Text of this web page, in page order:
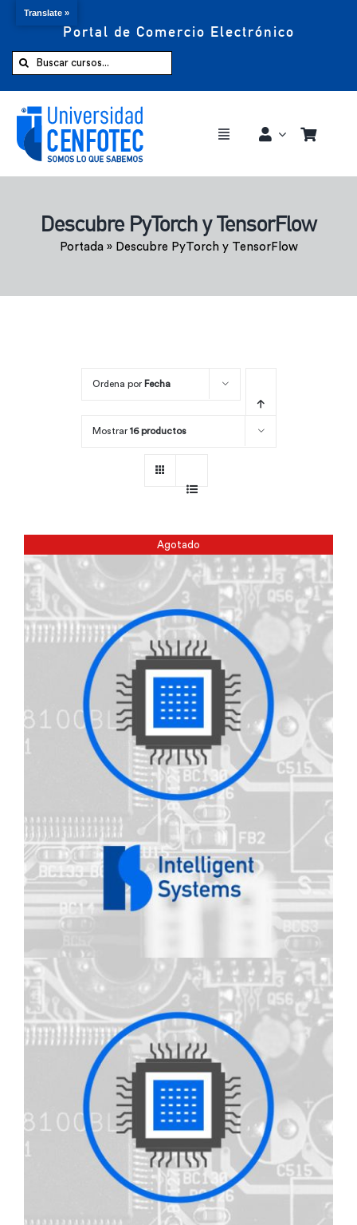
Portal de Comercio Electrónico
Buscar:
Toggle
Comprar ahora
InicioDescubre PyTorch y TensorFlow
Portada» Descubre PyTorch y TensorFlow
Ordena por Fecha
Mostrar 16 productos
Agotado
Translate »